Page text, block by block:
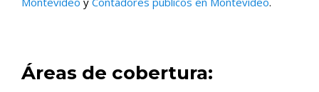
Áreas de cobertura: